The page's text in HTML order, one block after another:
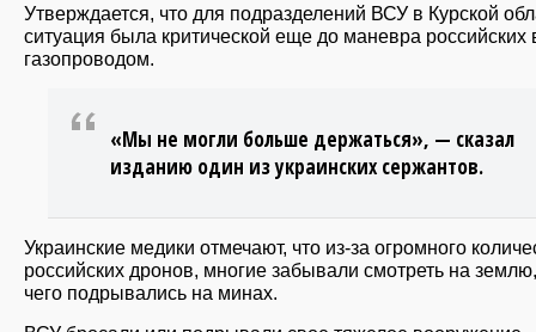
Утверждается, что для подразделений ВСУ в Курской
ситуация была критической еще до маневра российских
газопроводом.
«Мы не могли больше держаться», — сказал
изданию один из украинских сержантов.
Украинские медики отмечают, что из-за огромного
российских дронов, многие забывали смотреть на
чего подрывались на минах.